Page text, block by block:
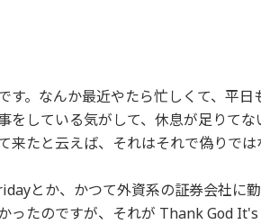
す。なんか最近やたら忙しくて、平日
をしている気がして、休息が足りて
来たと云えば、それはそれで偽りで
とか、かつて外資系の証券会社に
ったのですが、それが Thank God